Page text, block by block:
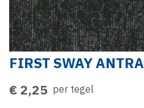
FIRST SWAY ANTRA
€ 2,25 per tegel